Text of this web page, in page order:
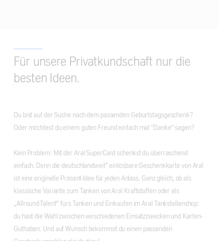
Für unsere Privatkundschaft nur die
besten Ideen.
Du bist auf der Suche nach dem passenden Geburtstagsgeschenk?
Oder möchtest du einem guten Freund einfach mal "Danke" sagen?
Kein Problem: Mit der Aral SuperCard schenkst du überraschend
einfach. Denn die deutschlandweit* einlösbare Geschenkkarte von Aral
ist eine originelle Präsent-Idee für jeden Anlass. Ganz gleich, ob als
klassische Variante zum Tanken von Aral Kraftstoffen oder als
„Allround-Talent“ fürs Tanken und Einkaufen im Aral Tankstellenshop:
du hast die Wahl zwischen verschiedenen Einsatzzwecken und Karten-
Guthaben. Und auf Wunsch bekommst du einen passenden